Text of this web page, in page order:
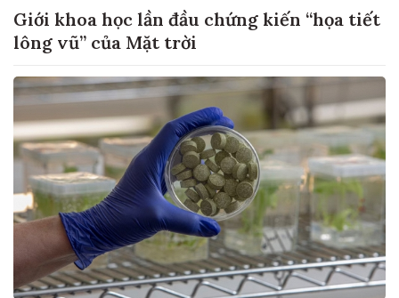
Giới khoa học lần đầu chứng kiến “họa tiết
lông vũ” của Mặt trời